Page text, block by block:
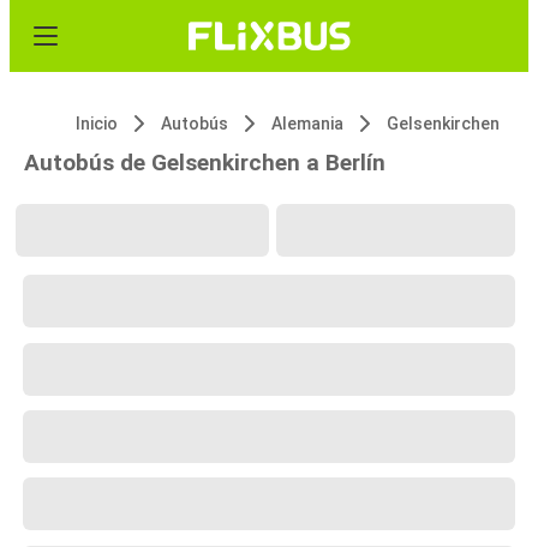
Inicio Autobús Alemania Gelsenkirchen
Autobús de Gelsenkirchen a Berlín